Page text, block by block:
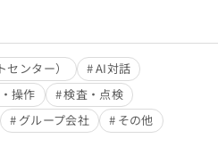
ンター）
AI対話
操作
検査・点検
グループ会社
その他